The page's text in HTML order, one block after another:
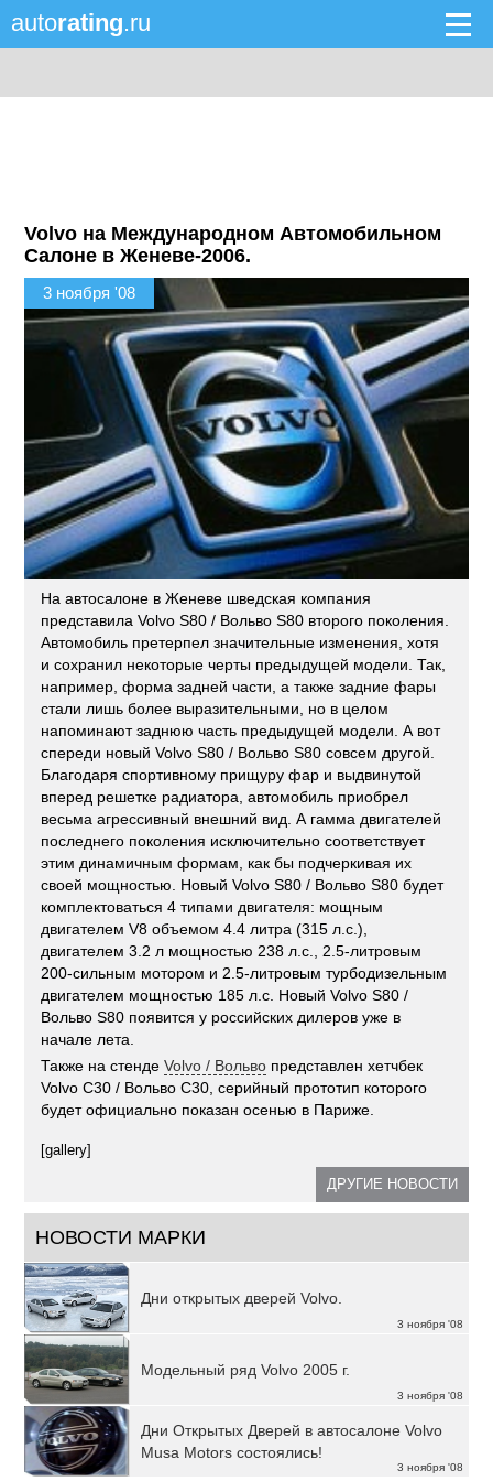
autorating.ru
Volvo на Международном Автомобильном
Салоне в Женеве-2006.
3 ноября '08
На автосалоне в Женеве шведская компания
представила Volvo S80 / Вольво S80 второго поколения.
Автомобиль претерпел значительные изменения, хотя
и сохранил некоторые черты предыдущей модели. Так,
например, форма задней части, а также задние фары
стали лишь более выразительными, но в целом
напоминают заднюю часть предыдущей модели. А вот
спереди новый Volvo S80 / Вольво S80 совсем другой.
Благодаря спортивному прищуру фар и выдвинутой
вперед решетке радиатора, автомобиль приобрел
весьма агрессивный внешний вид. А гамма двигателей
последнего поколения исключительно соответствует
этим динамичным формам, как бы подчеркивая их
своей мощностью. Новый Volvo S80 / Вольво S80 будет
комплектоваться 4 типами двигателя: мощным
двигателем V8 объемом 4.4 литра (315 л.с.),
двигателем 3.2 л мощностью 238 л.с., 2.5-литровым
200-сильным мотором и 2.5-литровым турбодизельным
двигателем мощностью 185 л.с. Новый Volvo S80 /
Вольво S80 появится у российских дилеров уже в
начале лета.
Также на стендеVolvo / Вольво представлен хетчбек
Volvo C30 / Вольво C30, серийный прототип которого
будет официально показан осенью в Париже.
[gallery]
ДРУГИЕ НОВОСТИ
НОВОСТИ МАРКИ
3 ноября '08
Дни открытых дверей Volvo.
3 ноября '08
Модельный ряд Volvo 2005 г.
3 ноября '08
Дни Открытых Дверей в автосалоне Volvo
Musa Motors состоялись!